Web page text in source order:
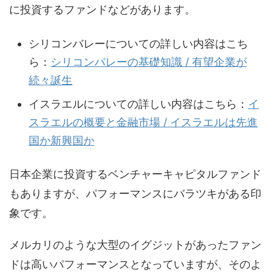
に投資するファンドなどがあります。
シリコンバレーについての詳しい内容はこち
ら： シリコンバレーの基礎知識 / 有望企業が
続々誕生
イスラエルについての詳しい内容はこちら： イ
スラエルの概要と金融市場 / イスラエルは先進
国か新興国か
日本企業に投資するベンチャーキャピタルファンド
もありますが、パフォーマンスにバラツキがある印
象です。
メルカリのような大型のイグジットがあったファン
ドは高いパフォーマンスとなっていますが、そのよ